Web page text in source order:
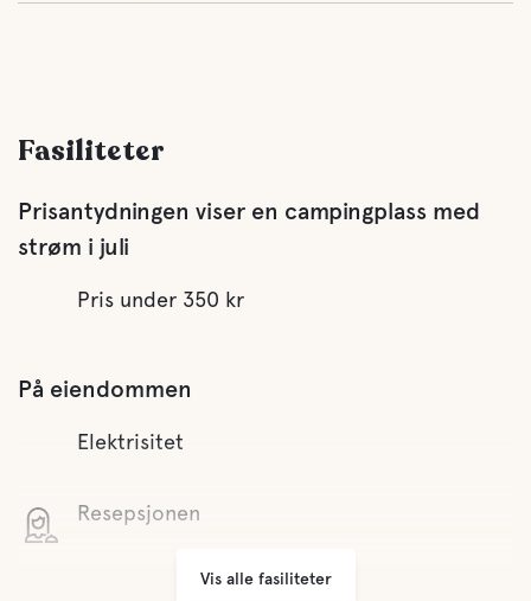
Fasiliteter
Prisantydningen viser en campingplass med
strøm i juli
Pris under 350 kr
På eiendommen
Elektrisitet
Resepsjonen
Vis alle fasiliteter